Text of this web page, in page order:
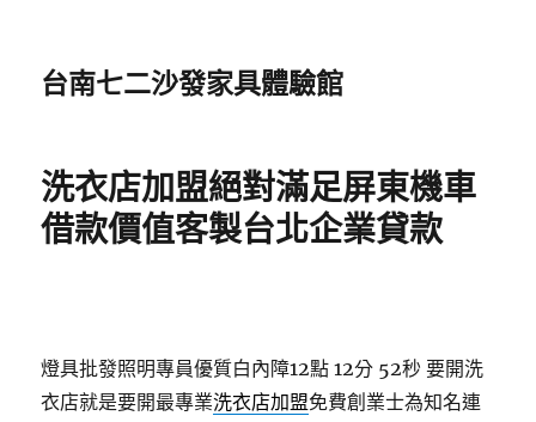
台南七二沙發家具體驗館
洗衣店加盟絕對滿足屏東機車
借款價值客製台北企業貸款
燈具批發照明專員優質白內障12點 12分 52秒 要開洗
衣店就是要開最專業洗衣店加盟免費創業士為知名連